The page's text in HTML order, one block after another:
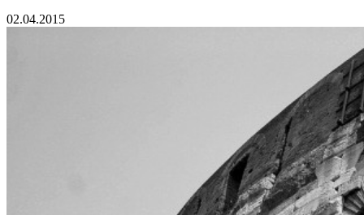
02.04.2015